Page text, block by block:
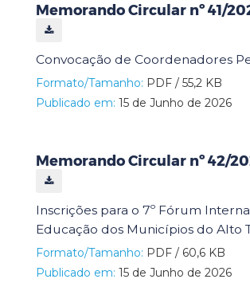
Memorando Circular nº 41/
Convocação de Coordenadores
Formato/Tamanho: PDF / 55,2 KB
Publicado em: 15 de Junho de 2026
Memorando Circular nº 42/
Inscrições para o 7º Fórum
Educação dos Municípios do Alto
Formato/Tamanho: PDF / 60,6 KB
Publicado em: 15 de Junho de 2026